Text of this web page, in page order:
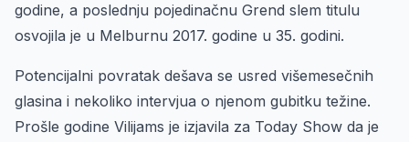
godine, a poslednju pojedinačnu Grend slem titulu
osvojila je u Melburnu 2017. godine u 35. godini.
Potencijalni povratak dešava se usred višemesečnih
glasina i nekoliko intervjua o njenom gubitku težine.
Prošle godine Vilijams je izjavila za Today Show da je